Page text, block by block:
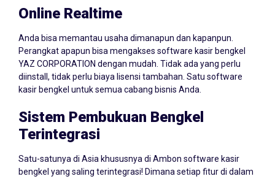
Online Realtime
Anda bisa memantau usaha dimanapun dan kapanpun.
Perangkat apapun bisa mengakses software kasir bengkel
YAZ CORPORATION dengan mudah. Tidak ada yang perlu
diinstall, tidak perlu biaya lisensi tambahan. Satu software
kasir bengkel untuk semua cabang bisnis Anda.
Sistem Pembukuan Bengkel
Terintegrasi
Satu-satunya di Asia khususnya di Ambon software kasir
bengkel yang saling terintegrasi! Dimana setiap fitur di dalam